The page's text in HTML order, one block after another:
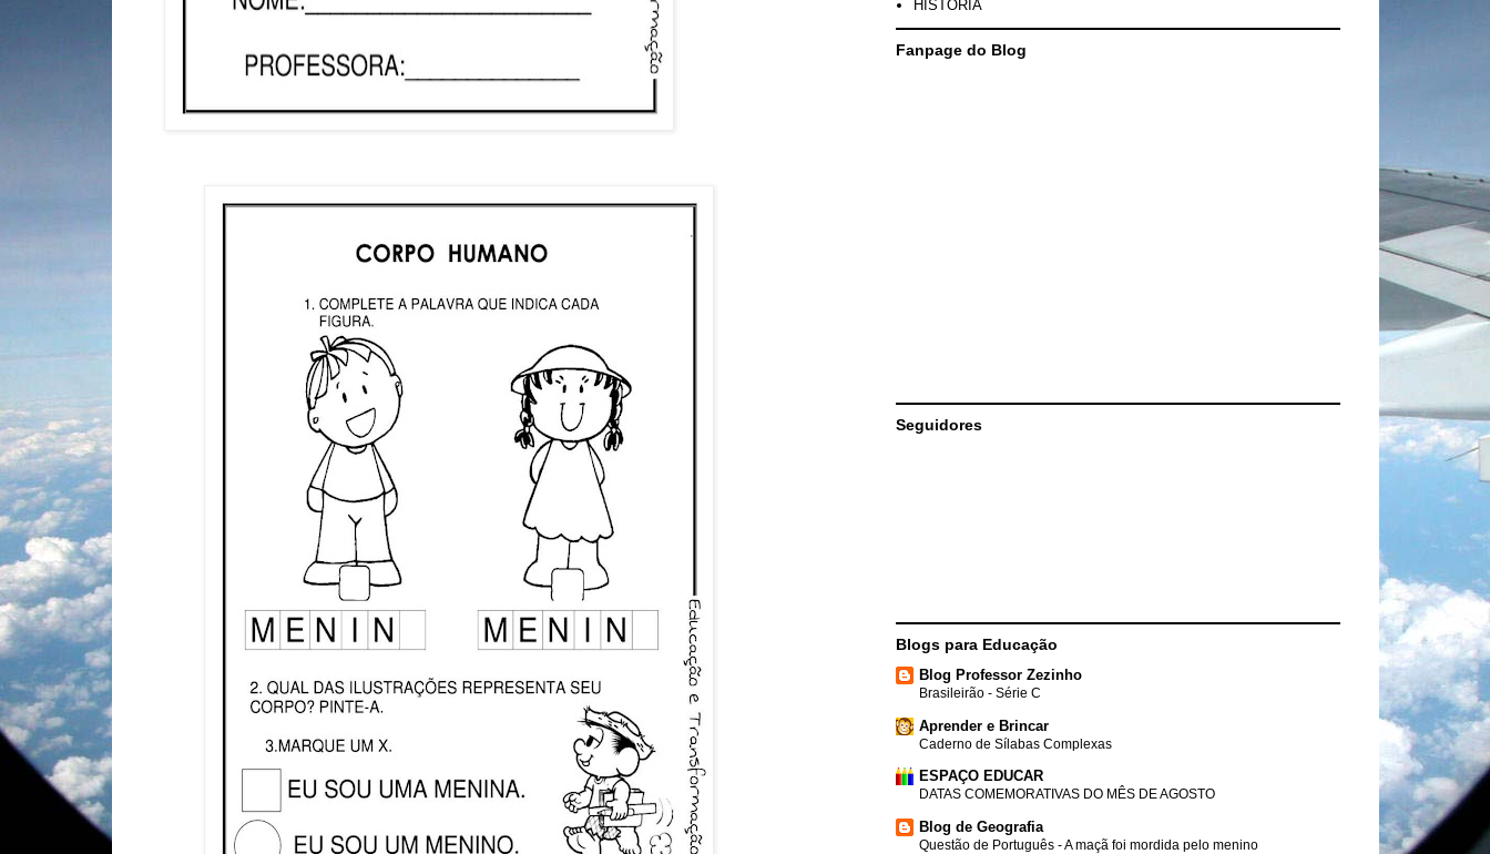
HISTÓRIA
Fanpage do Blog
Seguidores
Blogs para Educação
Blog Professor Zezinho
Brasileirão - Série C
Aprender e Brincar
Caderno de Sílabas Complexas
ESPAÇO EDUCAR
DATAS COMEMORATIVAS DO MÊS DE AGOSTO
Blog de Geografia
Questão de Português - A maçã foi mordida pelo menino